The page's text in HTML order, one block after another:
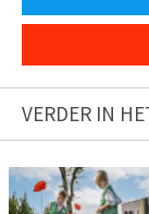
VERDER IN